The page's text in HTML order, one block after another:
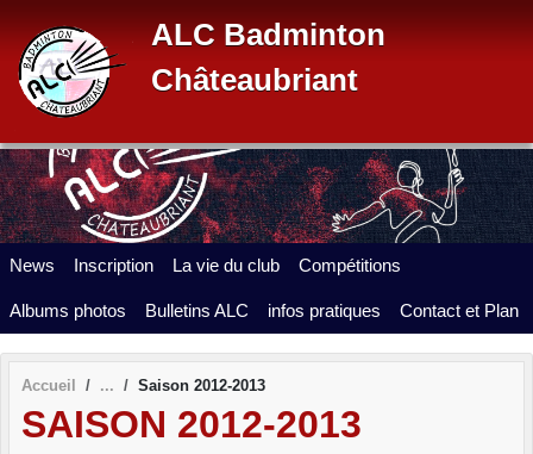
ALC Badminton
Châteaubriant
News Inscription La vie du club Compétitions
Albums photos Bulletins ALC infos pratiques Contact et Plan
Accueil Saison 2012-2013
SAISON 2012-2013